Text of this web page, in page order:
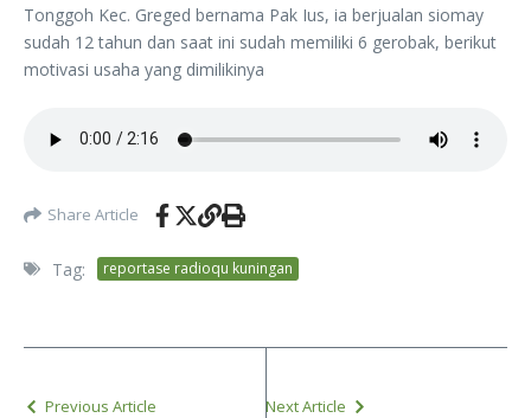
Tonggoh Kec. Greged bernama Pak Ius, ia berjualan siomay
sudah 12 tahun dan saat ini sudah memiliki 6 gerobak, berikut
motivasi usaha yang dimilikinya
Share Article
Tag: reportase radioqu kuningan
Previous Article Next Article